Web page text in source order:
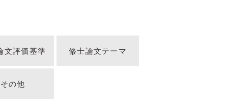
文評価基準 修士論文テーマ
その他